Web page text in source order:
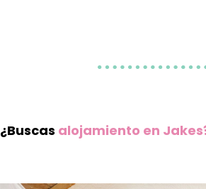
¿Buscas alojamiento en Jakes